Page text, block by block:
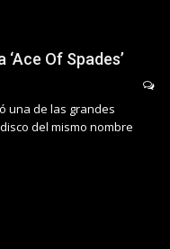
Of Spades’
una de las grandes
del mismo nombre